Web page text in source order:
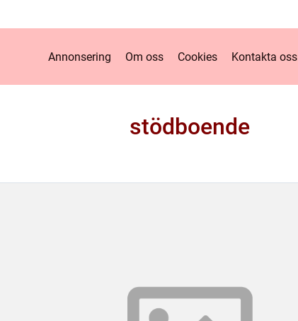
Annonsering Om oss Cookies Kontakta oss
stödboende